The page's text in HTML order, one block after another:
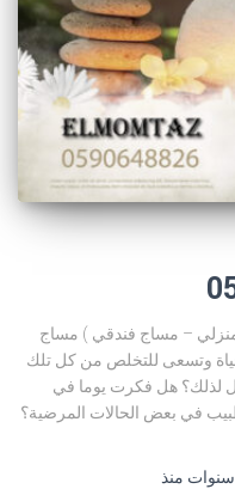
– مساج فندقي ) مساج
وتسعى للتخلص من كل تلك
لذلك؟ هل فكرت يوما في
في بعض الحالات المرضية؟
منذ